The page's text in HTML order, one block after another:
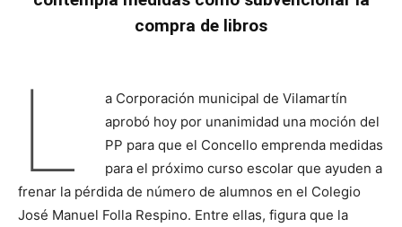
compra de libros
L
a Corporación municipal de Vilamartín
aprobó hoy por unanimidad una moción del
PP para que el Concello emprenda medidas
para el próximo curso escolar que ayuden a
frenar la pérdida de número de alumnos en el Colegio
José Manuel Folla Respino. Entre ellas, figura que la